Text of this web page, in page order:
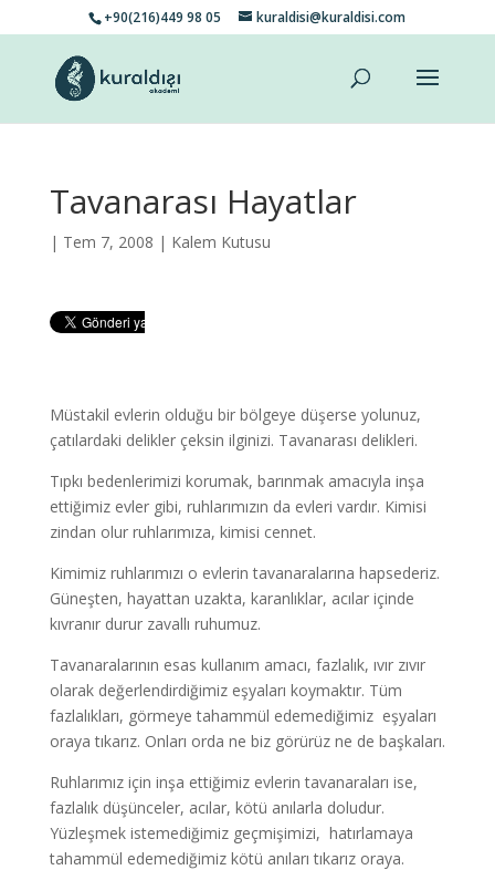
+90(216)449 98 05 kuraldisi@kuraldisi.com
Tavanarası Hayatlar
| Tem 7, 2008 | Kalem Kutusu
Müstakil evlerin olduğu bir bölgeye düşerse yolunuz,
çatılardaki delikler çeksin ilginizi. Tavanarası delikleri.
Tıpkı bedenlerimizi korumak, barınmak amacıyla inşa
ettiğimiz evler gibi, ruhlarımızın da evleri vardır. Kimisi
zindan olur ruhlarımıza, kimisi cennet.
Kimimiz ruhlarımızı o evlerin tavanaralarına hapsederiz.
Güneşten, hayattan uzakta, karanlıklar, acılar içinde
kıvranır durur zavallı ruhumuz.
Tavanaralarının esas kullanım amacı, fazlalık, ıvır zıvır
olarak değerlendirdiğimiz eşyaları koymaktır. Tüm
fazlalıkları, görmeye tahammül edemediğimiz eşyaları
oraya tıkarız. Onları orda ne biz görürüz ne de başkaları.
Ruhlarımız için inşa ettiğimiz evlerin tavanaraları ise,
fazlalık düşünceler, acılar, kötü anılarla doludur.
Yüzleşmek istemediğimiz geçmişimizi, hatırlamaya
tahammül edemediğimiz kötü anıları tıkarız oraya.